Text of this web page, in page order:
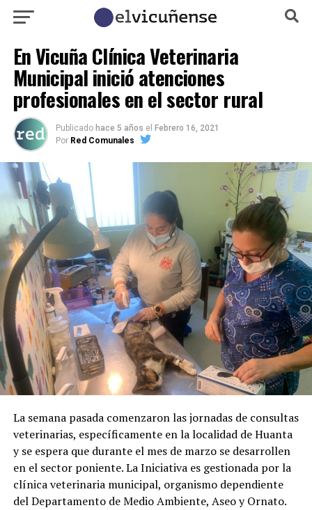
En Vicuña Clínica Veterinaria
Municipal inició atenciones
profesionales en el sector rural
Publicado hace 5 años el Febrero 16, 2021
Por Red Comunales
La semana pasada comenzaron las jornadas de consultas
veterinarias, específicamente en la localidad de Huanta
y se espera que durante el mes de marzo se desarrollen
en el sector poniente. La Iniciativa es gestionada por la
clínica veterinaria municipal, organismo dependiente
del Departamento de Medio Ambiente, Aseo y Ornato.